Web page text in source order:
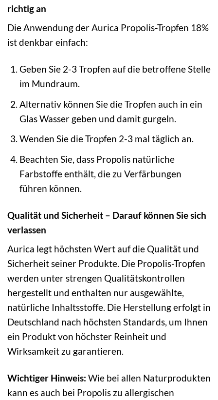
richtig an
Die Anwendung der Aurica Propolis-Tropfen 18%
ist denkbar einfach:
Geben Sie 2-3 Tropfen auf die betroffene Stelle
im Mundraum.
Alternativ können Sie die Tropfen auch in ein
Glas Wasser geben und damit gurgeln.
Wenden Sie die Tropfen 2-3 mal täglich an.
Beachten Sie, dass Propolis natürliche
Farbstoffe enthält, die zu Verfärbungen
führen können.
Qualität und Sicherheit – Darauf können Sie sich
verlassen
Aurica legt höchsten Wert auf die Qualität und
Sicherheit seiner Produkte. Die Propolis-Tropfen
werden unter strengen Qualitätskontrollen
hergestellt und enthalten nur ausgewählte,
natürliche Inhaltsstoffe. Die Herstellung erfolgt in
Deutschland nach höchsten Standards, um Ihnen
ein Produkt von höchster Reinheit und
Wirksamkeit zu garantieren.
Wichtiger Hinweis: Wie bei allen Naturprodukten
kann es auch bei Propolis zu allergischen